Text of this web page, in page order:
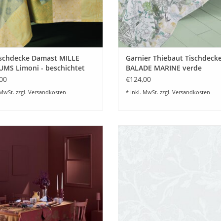
Damast MILLE
Limoni - beschichtet
zzgl. Versandkosten
Garnier Thiebaut
BALADE MARINE verde
Halbleinen vorgewaschen
€124,00
* Inkl. MwSt. zzgl. Versandkosten
Rouille von Garnier Thiebaut